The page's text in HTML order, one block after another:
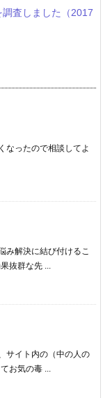
査しました（2017
なったので相談してよ
み解決に結び付けるこ
抜群な先 ...
サイト内の（中の人の
お気の毒 ...